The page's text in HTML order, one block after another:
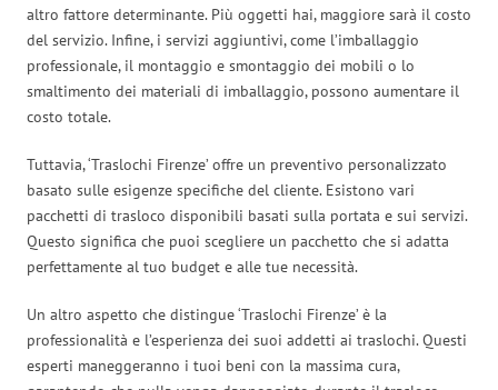
altro fattore determinante. Più oggetti hai, maggiore sarà il costo
del servizio. Infine, i servizi aggiuntivi, come l’imballaggio
professionale, il montaggio e smontaggio dei mobili o lo
smaltimento dei materiali di imballaggio, possono aumentare il
costo totale.
Tuttavia, ‘Traslochi Firenze’ offre un preventivo personalizzato
basato sulle esigenze specifiche del cliente. Esistono vari
pacchetti di trasloco disponibili basati sulla portata e sui servizi.
Questo significa che puoi scegliere un pacchetto che si adatta
perfettamente al tuo budget e alle tue necessità.
Un altro aspetto che distingue ‘Traslochi Firenze’ è la
professionalità e l’esperienza dei suoi addetti ai traslochi. Questi
esperti maneggeranno i tuoi beni con la massima cura,